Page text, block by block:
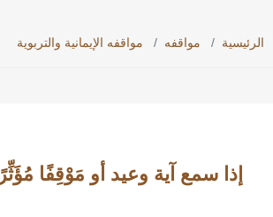
الرئيسية مواقفه مواقفه الإيمانية والتربوية
إذا سمع آية وعيد أو مَوْقِفًا مُؤَثِّرًا